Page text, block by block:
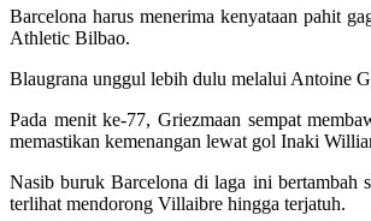
Barcelona harus menerima kenyataan pahit
Athletic Bilbao.
Blaugrana unggul lebih dulu melalui Antoine
Pada menit ke-77, Griezmaan sempat
memastikan kemenangan lewat gol Inaki
Nasib buruk Barcelona di laga ini bertambah
terlihat mendorong Villaibre hingga terjatuh.